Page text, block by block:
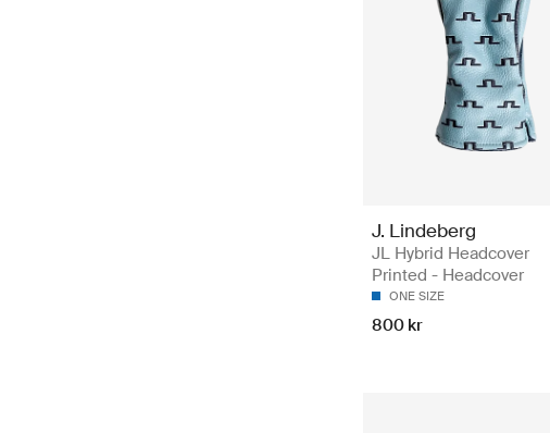
J. Lindeberg
JL Hybrid Headcover
Printed - Headcover
ONE SIZE
800 kr